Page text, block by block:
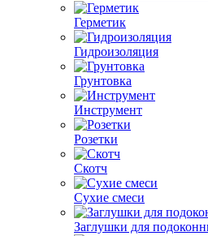
Герметик
Гидроизоляция
Грунтовка
Инструмент
Розетки
Скотч
Сухие смеси
Заглушки для